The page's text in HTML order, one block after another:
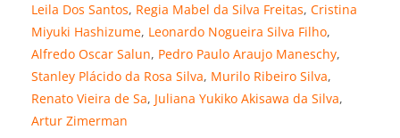
Leila Dos Santos, Regia Mabel da Silva Freitas, Cristina
Miyuki Hashizume, Leonardo Nogueira Silva Filho,
Alfredo Oscar Salun, Pedro Paulo Araujo Maneschy,
Stanley Plácido da Rosa Silva, Murilo Ribeiro Silva,
Renato Vieira de Sa, Juliana Yukiko Akisawa da Silva,
Artur Zimerman